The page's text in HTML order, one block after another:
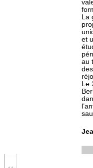
La
et
au
Le